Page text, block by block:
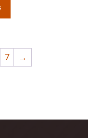
7 →